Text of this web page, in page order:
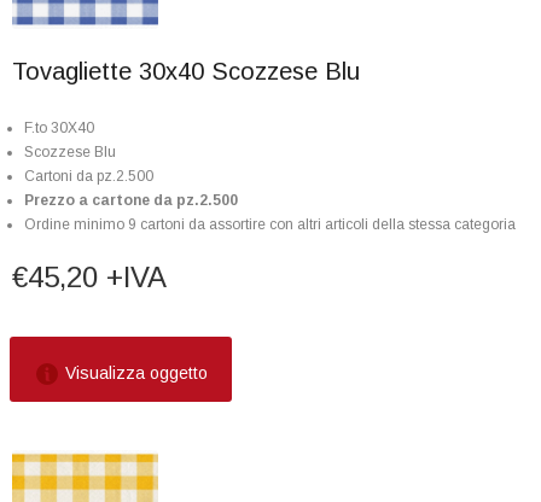
Tovagliette 30x40 Scozzese Blu
F.to 30X40
Scozzese Blu
Cartoni da pz.2.500
Prezzo a cartone da pz.2.500
Ordine minimo 9 cartoni da assortire con altri articoli della stessa categoria
€45,20 +IVA
Visualizza oggetto